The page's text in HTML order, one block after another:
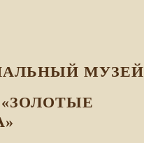
МУЗEЙ
«ЗОЛОТЫЕ